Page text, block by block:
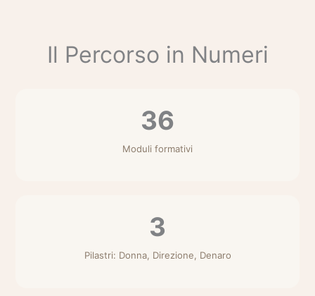
Il Percorso in Numeri
36
Moduli formativi
3
Pilastri: Donna, Direzione, Denaro